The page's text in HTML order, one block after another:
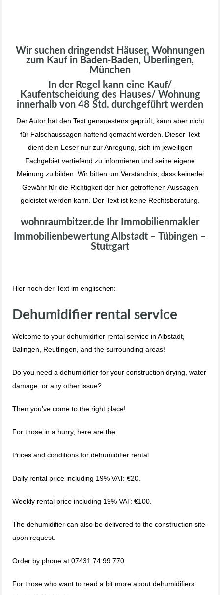
Wir suchen dringendst Häuser, Wohnungen
zum Kauf in Baden-Baden, Überlingen,
München
In der Regel kann eine Kauf/
Kaufentscheidung des Hauses/ Wohnung
innerhalb von 48 Std. durchgeführt werden
Der Autor hat den Text genauestens geprüft, kann aber nicht
für Falschaussagen haftend gemacht werden. Dieser Text
dient dem Leser nur zur Anregung, sich im jeweiligen
Fachgebiet vertiefend zu informieren und seine eigene
Meinung zu bilden. Wir bitten um Verständnis, dass keinerlei
Gewähr für die Richtigkeit der hier getroffenen Aussagen
geleistet werden kann. Der Text ist keine Rechtsberatung.
wohnraumbitzer.de Ihr Immobilienmakler
Immobilienbewertung Albstadt – Tübingen –
Stuttgart
Hier noch der Text im englischen:
Dehumidifier rental service
Welcome to your dehumidifier rental service in Albstadt,
Balingen, Reutlingen, and the surrounding areas!
Do you need a dehumidifier for your construction drying, water
damage, or any other issue?
Then you’ve come to the right place!
For those in a hurry, here are the
Prices and conditions for dehumidifier rental
Daily rental price including 19% VAT: €20.
Weekly rental price including 19% VAT: €100.
The dehumidifier can also be delivered to the construction site
upon request.
Order by phone at 07431 74 99 770
For those who want to read a bit more about dehumidifiers